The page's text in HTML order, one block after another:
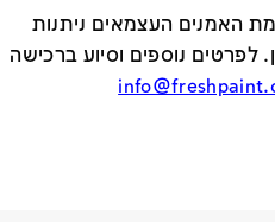
האמנים העצמאים ניתנות
.לפרטים נוספים וסיוע ברכישה